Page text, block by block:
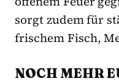
sorgt zudem für
frischem Fisch,
NOCH MEHR